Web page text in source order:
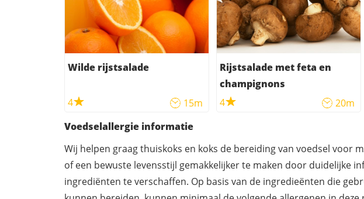
Wilde rijstsalade
4 15m
Rijstsalade met feta en
champignons
4
20m
Voedselallergie informatie
Wij helpen graag thuiskoks en koks de bereiding van voedsel voor
of een bewuste levensstijl gemakkelijker te maken door duidelijke
ingrediënten te verschaffen. Op basis van de ingredieënten die